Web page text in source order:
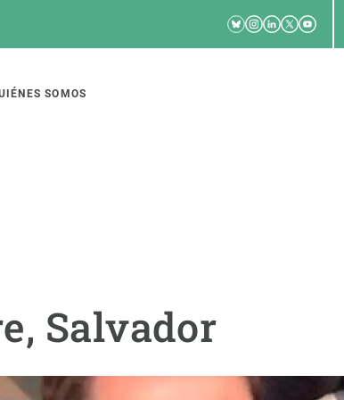
RRSS
Bluesky
Instagram
Linkedin
TwitterYoutube
SOMOS
Salvador
de ecosistemas
Soluciones
Política y gestión